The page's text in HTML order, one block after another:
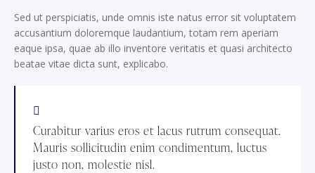
Sed ut perspiciatis, unde omnis iste natus error sit voluptatem
accusantium doloremque laudantium, totam rem aperiam
eaque ipsa, quae ab illo inventore veritatis et quasi architecto
beatae vitae dicta sunt, explicabo.
Curabitur varius eros et lacus rutrum consequat.
Mauris sollicitudin enim condimentum, luctus
justo non, molestie nisl.